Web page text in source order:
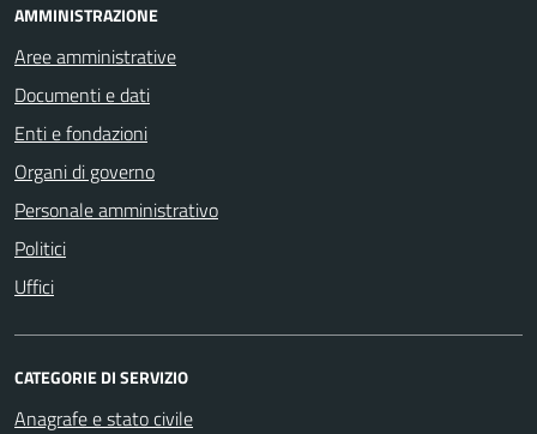
AMMINISTRAZIONE
Aree amministrative
Documenti e dati
Enti e fondazioni
Organi di governo
Personale amministrativo
Politici
Uffici
CATEGORIE DI SERVIZIO
Anagrafe e stato civile